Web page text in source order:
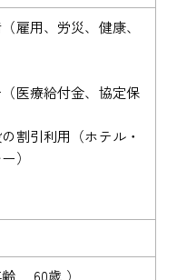
雇用、労災、健康、
医療給付金、協定保
割引利用（ホテル・
）
齢 60歳 ）